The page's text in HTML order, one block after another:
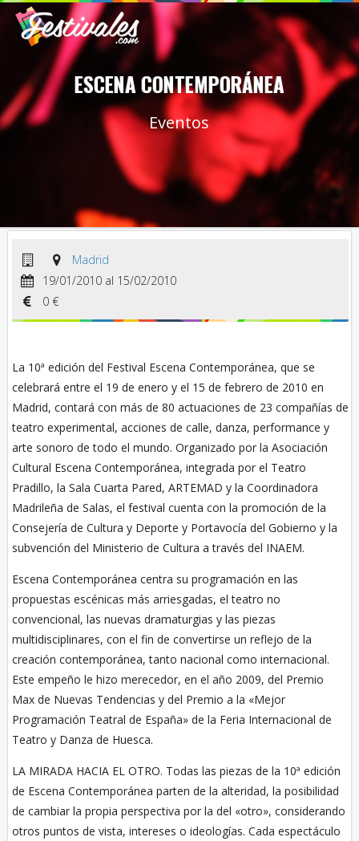
ESCENA CONTEMPORÁNEA
Eventos
Madrid
19/01/2010 al 15/02/2010
0 €
La 10ª edición del Festival Escena Contemporánea, que se
celebrará entre el 19 de enero y el 15 de febrero de 2010 en
Madrid, contará con más de 80 actuaciones de 23 compañías de
teatro experimental, acciones de calle, danza, performance y
arte sonoro de todo el mundo. Organizado por la Asociación
Cultural Escena Contemporánea, integrada por el Teatro
Pradillo, la Sala Cuarta Pared, ARTEMAD y la Coordinadora
Madrileña de Salas, el festival cuenta con la promoción de la
Consejería de Cultura y Deporte y Portavocía del Gobierno y la
subvención del Ministerio de Cultura a través del INAEM.
Escena Contemporánea centra su programación en las
propuestas escénicas más arriesgadas, el teatro no
convencional, las nuevas dramaturgias y las piezas
multidisciplinares, con el fin de convertirse un reflejo de la
creación contemporánea, tanto nacional como internacional.
Este empeño le hizo merecedor, en el año 2009, del Premio
Max de Nuevas Tendencias y del Premio a la «Mejor
Programación Teatral de España» de la Feria Internacional de
Teatro y Danza de Huesca.
LA MIRADA HACIA EL OTRO. Todas las piezas de la 10ª edición
de Escena Contemporánea parten de la alteridad, la posibilidad
de cambiar la propia perspectiva por la del «otro», considerando
otros puntos de vista, intereses o ideologías. Cada espectáculo